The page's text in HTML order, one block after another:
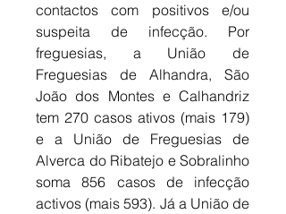
contactos com positivos e/ou
suspeita de infecção. Por
freguesias, a União de
Freguesias de Alhandra, São
João dos Montes e Calhandriz
tem 270 casos ativos (mais 179)
e a União de Freguesias de
Alverca do Ribatejo e Sobralinho
soma 856 casos de infecção
activos (mais 593). Já a União de